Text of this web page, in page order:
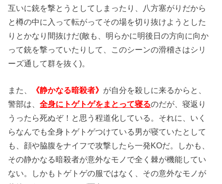
互いに銃を撃とうとしてしまったり、八方塞がりだから
と樽の中に入って転がってその場を切り抜けようとした
りとかなり間抜けだ(敵も、明らかに明後日の方向に向か
って銃を撃っていたりして、このシーンの滑稽さはシリ
ーズ通して群を抜く)。
また、 《静かなる暗殺者》 が自分を殺しに来るからと、
警部は、全身にトゲトゲをまとって寝るのだが、寝返り
うったら死ぬぞ！と思う程道化している。それに、いく
らなんでも全身トゲトゲつけている男が寝ていたとして
も、顔や脇腹をナイフで攻撃したら一発KOだ。しかも、
その静かなる暗殺者が意外なモノで全く棘が機能してい
ない。しかもトゲトゲの服ではなく、その意外なモノが